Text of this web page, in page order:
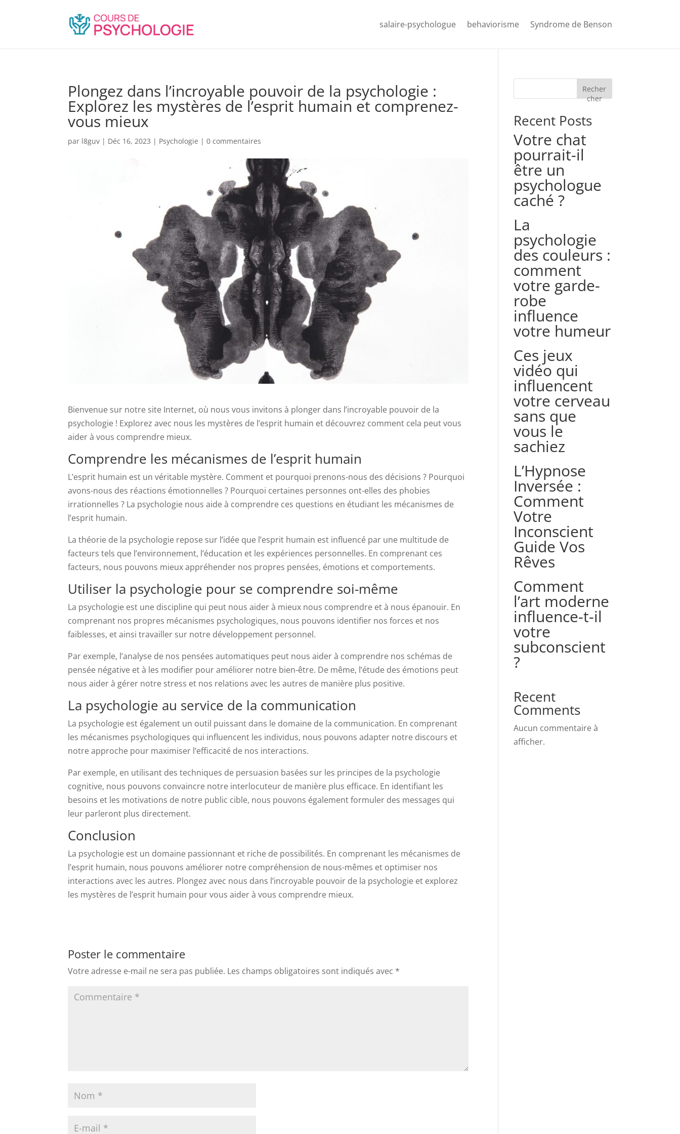
salaire-psychologue behaviorisme Syndrome de Benson
Plongez dans l’incroyable pouvoir de la psychologie :
Explorez les mystères de l’esprit humain et comprenez-
vous mieux
par l8guv | Déc 16, 2023 | Psychologie |0 commentaires
Bienvenue sur notre site Internet, où nous vous invitons à plonger dans l’incroyable pouvoir de la
psychologie ! Explorez avec nous les mystères de l’esprit humain et découvrez comment cela peut vous
aider à vous comprendre mieux.
Comprendre les mécanismes de l’esprit humain
L’esprit humain est un véritable mystère. Comment et pourquoi prenons-nous des décisions ? Pourquoi
avons-nous des réactions émotionnelles ? Pourquoi certaines personnes ont-elles des phobies
irrationnelles ? La psychologie nous aide à comprendre ces questions en étudiant les mécanismes de
l’esprit humain.
La théorie de la psychologie repose sur l’idée que l’esprit humain est influencé par une multitude de
facteurs tels que l’environnement, l’éducation et les expériences personnelles. En comprenant ces
facteurs, nous pouvons mieux appréhender nos propres pensées, émotions et comportements.
Utiliser la psychologie pour se comprendre soi-même
La psychologie est une discipline qui peut nous aider à mieux nous comprendre et à nous épanouir. En
comprenant nos propres mécanismes psychologiques, nous pouvons identifier nos forces et nos
faiblesses, et ainsi travailler sur notre développement personnel.
Par exemple, l’analyse de nos pensées automatiques peut nous aider à comprendre nos schémas de
pensée négative et à les modifier pour améliorer notre bien-être. De même, l’étude des émotions peut
nous aider à gérer notre stress et nos relations avec les autres de manière plus positive.
La psychologie au service de la communication
La psychologie est également un outil puissant dans le domaine de la communication. En comprenant
les mécanismes psychologiques qui influencent les individus, nous pouvons adapter notre discours et
notre approche pour maximiser l’efficacité de nos interactions.
Par exemple, en utilisant des techniques de persuasion basées sur les principes de la psychologie
cognitive, nous pouvons convaincre notre interlocuteur de manière plus efficace. En identifiant les
besoins et les motivations de notre public cible, nous pouvons également formuler des messages qui
leur parleront plus directement.
Conclusion
La psychologie est un domaine passionnant et riche de possibilités. En comprenant les mécanismes de
l’esprit humain, nous pouvons améliorer notre compréhension de nous-mêmes et optimiser nos
interactions avec les autres. Plongez avec nous dans l’incroyable pouvoir de la psychologie et explorez
les mystères de l’esprit humain pour vous aider à vous comprendre mieux.
Poster le commentaire
Votre adresse e-mail ne sera pas publiée. Les champs obligatoires sont indiqués avec *
Recher
cher
Recent Posts
Votre chat
pourrait-il
être un
psychologue
caché ?
La
psychologie
des couleurs :
comment
votre garde-
robe
influence
votre humeur
Ces jeux
vidéo qui
influencent
votre cerveau
sans que
vous le
sachiez
L’Hypnose
Inversée :
Comment
Votre
Inconscient
Guide Vos
Rêves
Comment
l’art moderne
influence-t-il
votre
subconscient
?
Recent
Comments
Aucun commentaire à
afficher.